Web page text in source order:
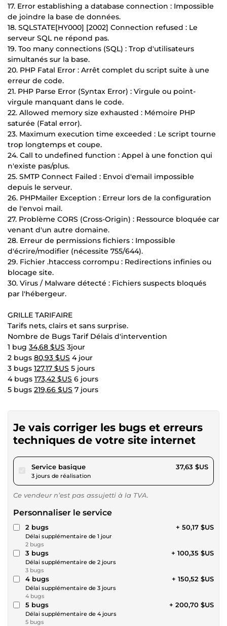
17. Error establishing a database connection : Impossible
de joindre la base de données.
18. SQLSTATE[HY000] [2002] Connection refused : Le
serveur SQL ne répond pas.
19. Too many connections (SQL) : Trop d'utilisateurs
simultanés sur la base.
20. PHP Fatal Error : Arrêt complet du script suite à une
erreur de code.
21. PHP Parse Error (Syntax Error) : Virgule ou point-
virgule manquant dans le code.
22. Allowed memory size exhausted : Mémoire PHP
saturée (Fatal error).
23. Maximum execution time exceeded : Le script tourne
trop longtemps et coupe.
24. Call to undefined function : Appel à une fonction qui
n'existe pas/plus.
25. SMTP Connect Failed : Envoi d'email impossible
depuis le serveur.
26. PHPMailer Exception : Erreur lors de la configuration
de l'envoi mail.
27. Problème CORS (Cross-Origin) : Ressource bloquée car
venant d'un autre domaine.
28. Erreur de permissions fichiers : Impossible
d'écrire/modifier (nécessite 755/644).
29. Fichier .htaccess corrompu : Redirections infinies ou
blocage site.
30. Virus / Malware détecté : Fichiers suspects bloqués
par l'hébergeur.
GRILLE TARIFAIRE
Tarifs nets, clairs et sans surprise.
Nombre de Bugs Tarif Délais d'intervention
1 bug 34,68 $US 3jour
2 bugs 80,93 $US 4 jour
3 bugs 127,17 $US 5 jours
4 bugs 173,42 $US 6 jours
5 bugs 219,66 $US 7 jours
Je vais corriger les bugs et erreurs
techniques de votre site internet
Service basiquepour 34,68 $US
3 jours de réalisation
37,63 $US
Ce vendeur n’est pas assujetti à la TVA.
Personnaliser le service
2 bugs
Délai supplémentaire de 1 jour
2 bugs
+ 50,17 $US
3 bugs
Délai supplémentaire de 2 jours
3 bugs
+ 100,35 $US
4 bugs
Délai supplémentaire de 3 jours
4 bugs
+ 150,52 $US
5 bugs
Délai supplémentaire de 4 jours
5 bugs
+ 200,70 $US